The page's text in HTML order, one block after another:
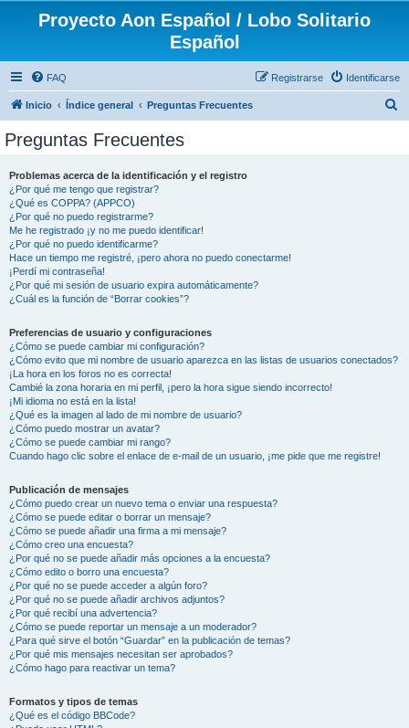
Proyecto Aon Español / Lobo Solitario
Español
FAQ Identificarse
Registrarse
Inicio Índice general Preguntas Frecuentes
Preguntas Frecuentes
Problemas acerca de la identificación y el registro
¿Por qué me tengo que registrar?
¿Qué es COPPA? (APPCO)
¿Por qué no puedo registrarme?
Me he registrado ¡y no me puedo identificar!
¿Por qué no puedo identificarme?
Hace un tiempo me registré, ¡pero ahora no puedo conectarme!
¡Perdí mi contraseña!
¿Por qué mi sesión de usuario expira automáticamente?
¿Cuál es la función de “Borrar cookies”?
Preferencias de usuario y configuraciones
¿Cómo se puede cambiar mi configuración?
¿Cómo evito que mi nombre de usuario aparezca en las listas de usuarios conectados?
¡La hora en los foros no es correcta!
Cambié la zona horaria en mi perfil, ¡pero la hora sigue siendo incorrecto!
¡Mi idioma no está en la lista!
¿Qué es la imagen al lado de mi nombre de usuario?
¿Cómo puedo mostrar un avatar?
¿Cómo se puede cambiar mi rango?
Cuando hago clic sobre el enlace de e-mail de un usuario, ¡me pide que me registre!
Publicación de mensajes
¿Cómo puedo crear un nuevo tema o enviar una respuesta?
¿Cómo se puede editar o borrar un mensaje?
¿Cómo se puede añadir una firma a mi mensaje?
¿Cómo creo una encuesta?
¿Por qué no se puede añadir más opciones a la encuesta?
¿Cómo edito o borro una encuesta?
¿Por qué no se puede acceder a algún foro?
¿Por qué no se puede añadir archivos adjuntos?
¿Por qué recibí una advertencia?
¿Cómo se puede reportar un mensaje a un moderador?
¿Para qué sirve el botón “Guardar” en la publicación de temas?
¿Por qué mis mensajes necesitan ser aprobados?
¿Cómo hago para reactivar un tema?
Formatos y tipos de temas
¿Qué es el código BBCode?